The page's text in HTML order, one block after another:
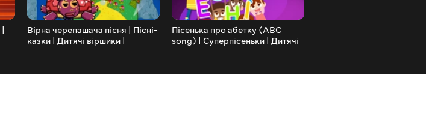
Вірна черепашача пісня | Пісні-
казки | Дитячі віршики |
Пісенька про абетку (ABC
song) | Суперпісеньки | Дитячі